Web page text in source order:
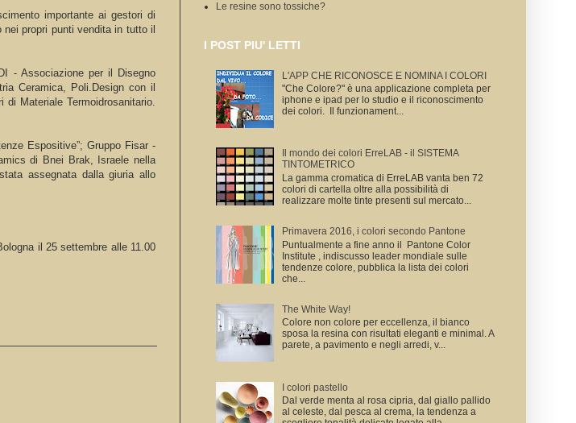
importante ai gestori di
propri punti vendita in tutto il
- Associazione per il Disegno
Ceramica, Poli.Design con il
Materiale Termoidrosanitario.
Espositive”; Gruppo Fisar -
di Bnei Brak, Israele nella
assegnata dalla giuria allo
il 25 settembre alle 11.00
Le resine sono tossiche?
I POST PIU' LETTI
L'APP CHE RICONOSCE E NOMINA I COLORI
"Che Colore?" è una applicazione completa per
iphone e ipad per lo studio e il riconoscimento
dei colori. Il funzionament...
Il mondo dei colori ErreLAB - il SISTEMA
TINTOMETRICO
La gamma cromatica di ErreLAB vanta ben 72
colori di cartella oltre alla possibilità di
realizzare molte tinte presenti sul mercato...
Primavera 2016, i colori secondo Pantone
Puntualmente a fine anno il Pantone Color
Institute , indiscusso leader mondiale sulle
tendenze colore, pubblica la lista dei colori
che...
The White Way!
Colore non colore per eccellenza, il bianco
sposa la resina con risultati eleganti e minimal. A
parete, a pavimento e negli arredi, v...
I colori pastello
Dal verde menta al rosa cipria, dal giallo pallido
al celeste, dal pesca al crema, la tendenza a